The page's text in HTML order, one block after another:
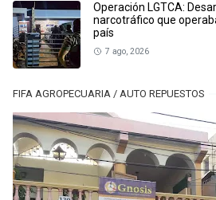
Operación LGTCA:
narcotráfico que
país
7 ago, 2026
FIFA AGROPECUARIA / AUTO REPUESTOS